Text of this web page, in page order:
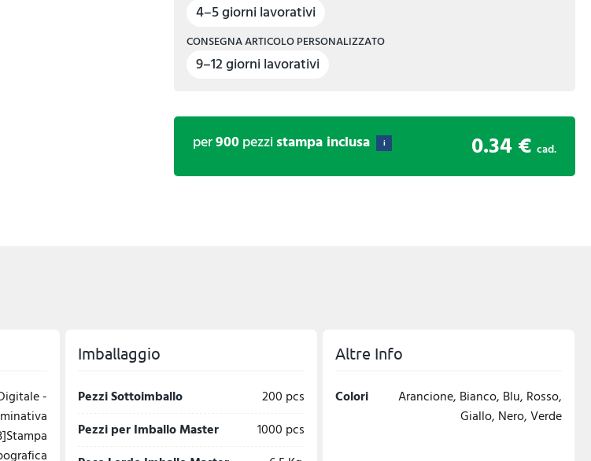
4–5 giorni lavorativi
CONSEGNA ARTICOLO PERSONALIZZATO
9–12 giorni lavorativi
per900pezzistampa inclusa i 0.34 € cad.
-
Imballaggio
Pezzi Sottoimballo
200 pcs
Pezzi per Imballo Master
1000 pcs
Altre Info
Colori
Arancione, Bianco, Blu, Rosso,
Giallo, Nero, Verde